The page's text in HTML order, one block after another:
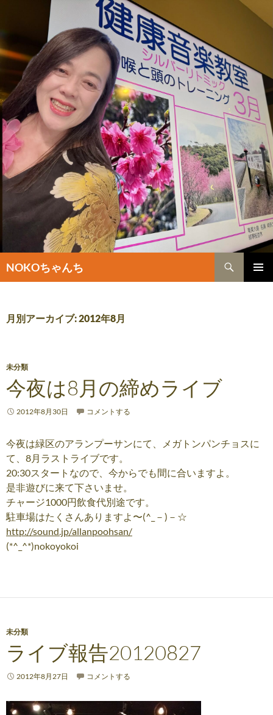
NOKOちゃんち
索
ン
キ
プ
月別アーカイブ: 2012年8月
未分類
今夜は8月の締めライブ
2012年8月30日 コメントする
今夜は緑区のアランプーサンにて、メガトンパンチョスに
て、8月ラストライブです。
20:30スタートなので、今からでも間に合いますよ。
是非遊びに来て下さいませ。
チャージ1000円飲食代別途です。
駐車場はたくさんありますよ〜(^_－)－☆
http://sound.jp/allanpoohsan/
(*^_^*)nokoyokoi
未分類
ライブ報告20120827
2012年8月27日 コメントする